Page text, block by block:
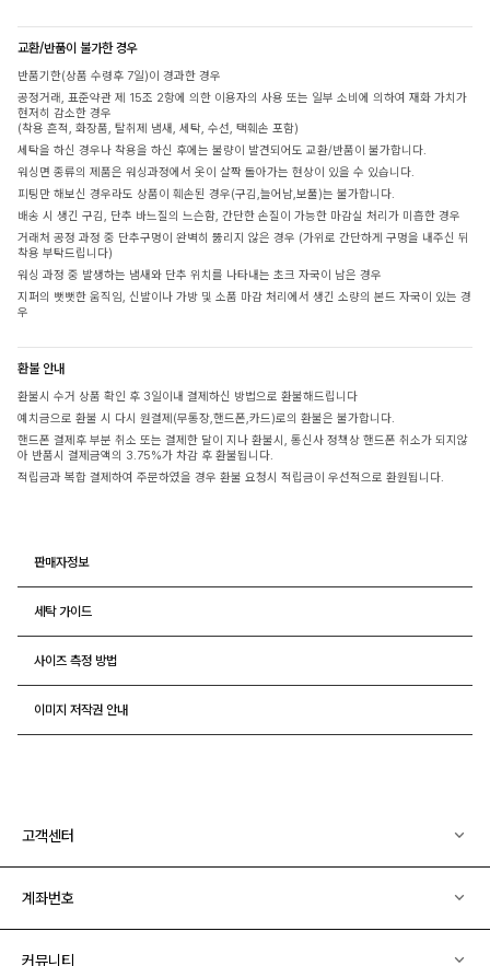
교환/반품이 불가한 경우
반품기한(상품 수령후 7일)이 경과한 경우
공정거래, 표준약관 제 15조 2항에 의한 이용자의 사용 또는 일부 소비에 의하여 재화 가치가
현저히 감소한 경우
(착용 흔적, 화장품, 탈취제 냄새, 세탁, 수선, 택훼손 포함)
세탁을 하신 경우나 착용을 하신 후에는 불량이 발견되어도 교환/반품이 불가합니다.
워싱면 종류의 제품은 워싱과정에서 옷이 살짝 돌아가는 현상이 있을 수 있습니다.
피팅만 해보신 경우라도 상품이 훼손된 경우(구김,늘어남,보풀)는 불가합니다.
배송 시 생긴 구김, 단추 바느질의 느슨함, 간단한 손질이 가능한 마감실 처리가 미흡한 경우
거래처 공정 과정 중 단추구멍이 완벽히 뚫리지 않은 경우 (가위로 간단하게 구멍을 내주신 뒤
착용 부탁드립니다)
워싱 과정 중 발생하는 냄새와 단추 위치를 나타내는 초크 자국이 남은 경우
지퍼의 뻣뻣한 움직임, 신발이나 가방 및 소품 마감 처리에서 생긴 소량의 본드 자국이 있는 경
우
환불 안내
환불시 수거 상품 확인 후 3일이내 결제하신 방법으로 환불해드립니다
예치금으로 환불 시 다시 원결제(무통장,핸드폰,카드)로의 환불은 불가합니다.
핸드폰 결제후 부분 취소 또는 결제한 달이 지나 환불시, 통신사 정책상 핸드폰 취소가 되지않
아 반품시 결제금액의 3.75%가 차감 후 환불됩니다.
적립금과 복합 결제하여 주문하였을 경우 환불 요청시 적립금이 우선적으로 환원됩니다.
판매자정보
세탁 가이드
사이즈 측정 방법
이미지 저작권 안내
고객센터
계좌번호
커뮤니티